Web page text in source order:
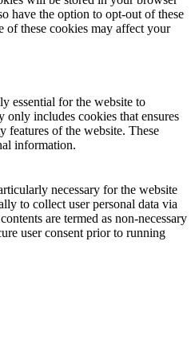
have the option to opt-out of these
of these cookies may affect your
essential for the website to
includes cookies that ensures
features of the website. These
information.
necessary for the website
to collect user personal data via
are termed as non-necessary
user consent prior to running